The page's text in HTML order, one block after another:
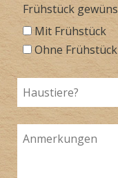
Frühstück
Mit Frühstück
Ohne Frühstück